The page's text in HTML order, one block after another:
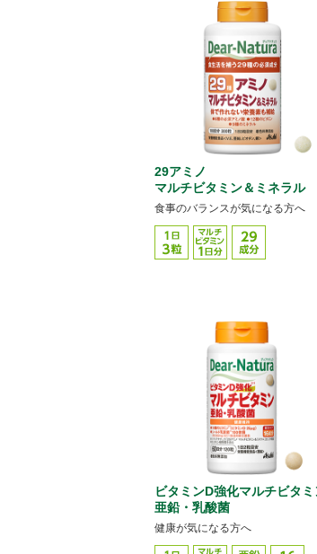
29アミノ
マルチビタミン＆ミネラル
食事のバランスが気になる方へ
ビタミンD強化マルチビタミ
亜鉛・乳酸菌
健康が気になる方へ